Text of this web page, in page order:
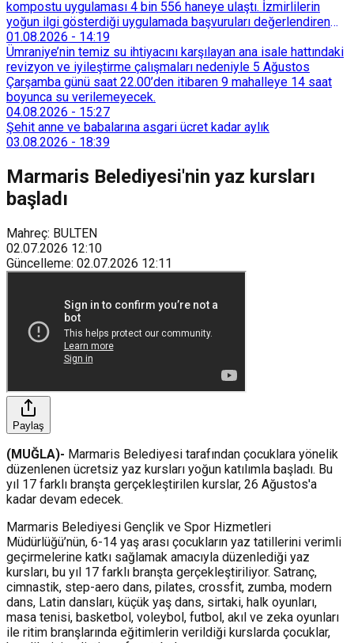
kompostu uygulaması 4 bin 556 haneye ulaştı. İzmirlilerin
yoğun ilgi gösterdiği uygulamada başvuruları değerlendiren
Tarımsal Hizmetler Dairesi Başkanlığı, farklı ilçelerde toplam
128 bokaşi kompost eğitimi düzenleyerek İzmirlileri
sürdürülebilir atık yönetimi sistemine dahil etti.
01.08.2026 - 14:19
Ümraniye’nin temiz su ihtiyacını karşılayan ana isale hattındaki
revizyon ve iyileştirme çalışmaları nedeniyle 5 Ağustos
Çarşamba günü saat 22.00’den itibaren 9 mahalleye 14 saat
boyunca su verilemeyecek.
04.08.2026 - 15:27
Şehit anne ve babalarına asgari ücret kadar aylık
03.08.2026 - 18:39
Marmaris Belediyesi'nin yaz kursları
başladı
Mahreç: BULTEN
02.07.2026 12:10
Güncelleme: 02.07.2026 12:11
Paylaş
(MUĞLA)- Marmaris Belediyesi tarafından çocuklara yönelik
düzenlenen ücretsiz yaz kursları yoğun katılımla başladı. Bu
yıl 17 farklı branşta gerçekleştirilen kurslar, 26 Ağustos'a
kadar devam edecek.
Marmaris Belediyesi Gençlik ve Spor Hizmetleri
Müdürlüğü’nün, 6-14 yaş arası çocukların yaz tatillerini verimli
geçirmelerine katkı sağlamak amacıyla düzenlediği yaz
kursları, bu yıl 17 farklı branşta gerçekleştiriliyor. Satranç,
cimnastik, step-aero dans, pilates, crossfit, zumba, modern
dans, Latin dansları, küçük yaş dans, sirtaki, halk oyunları,
masa tenisi, basketbol, voleybol, futbol, akıl ve zeka oyunları
ile ritim branşlarında eğitimlerin verildiği kurslarda çocuklar,